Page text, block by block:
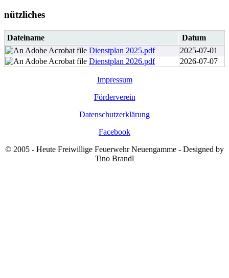
nützliches
Dateiname
Datum
Dienstplan 2025.pdf
2025-07-01
Dienstplan 2026.pdf
2026-07-07
Impressum
Förderverein
Datenschutzerklärung
Facebook
© 2005 - Heute Freiwillige Feuerwehr Neuengamme - Designed by
Tino Brandl